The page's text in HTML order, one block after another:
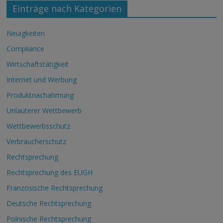
Einträge nach Kategorien
Neuigkeiten
Compliance
Wirtschaftstätigkeit
Internet und Werbung
Produktnachahmung
Unlauterer Wettbewerb
Wettbewerbsschutz
Verbraucherschutz
Rechtsprechung
Rechtsprechung des EUGH
Französische Rechtsprechung
Deutsche Rechtsprechung
Polnische Rechtsprechung